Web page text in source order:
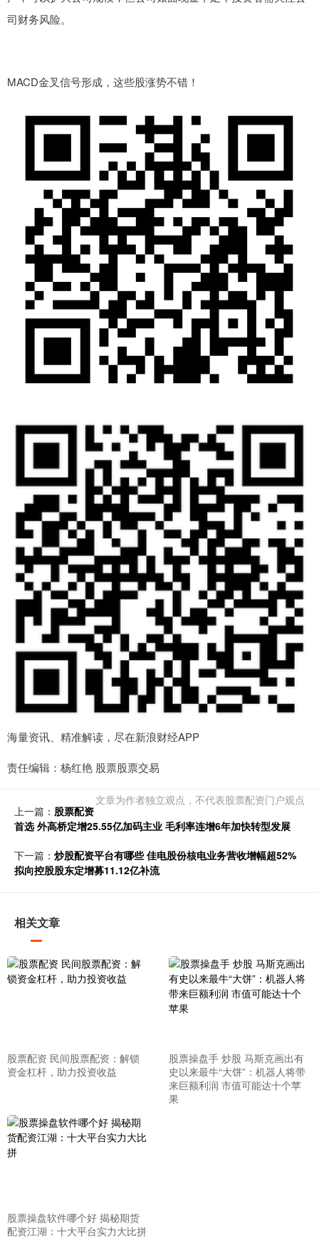
司财务风险。
MACD金叉信号形成，这些股涨势不错！
海量资讯、精准解读，尽在新浪财经APP
责任编辑：杨红艳 股票股票交易
文章为作者独立观点，不代表股票配资门户观点
上一篇： 股票配资
首选 外高桥定增25.55亿加码主业 毛利率连增6年加快转型发展
下一篇： 炒股配资平台有哪些 佳电股份核电业务营收增幅超52%
拟向控股股东定增募11.12亿补流
相关文章
股票配资 民间股票配资：解锁
资金杠杆，助力投资收益
股票操盘手 炒股 马斯克画出有
史以来最牛“大饼”：机器人将带
来巨额利润 市值可能达十个苹
果
股票操盘软件哪个好 揭秘期货
配资江湖：十大平台实力大比拼